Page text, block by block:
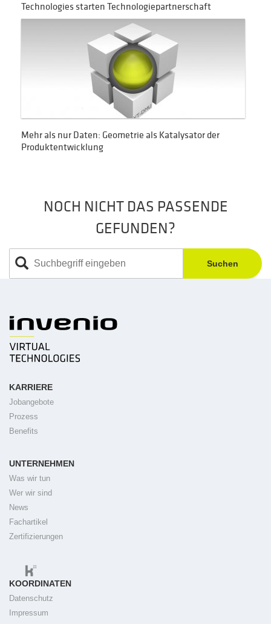
Technologies starten Technologiepartnerschaft
Mehr als nur Daten: Geometrie als Katalysator der
Produktentwicklung
NOCH NICHT DAS PASSENDE
GEFUNDEN?
Suchen
KARRIERE
Jobangebote
Prozess
Benefits
UNTERNEHMEN
Was wir tun
Wer wir sind
News
Fachartikel
Zertifizierungen
KOORDINATEN
Datenschutz
Impressum